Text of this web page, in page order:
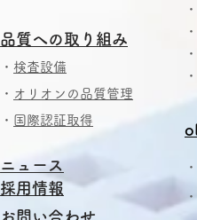
​品質への取り組み
・ 検査設備
・ オリオンの品質管理
・ 国際認証取得
ニュース
採用情報
​お問い合わせ
・
・
・
・
・
・